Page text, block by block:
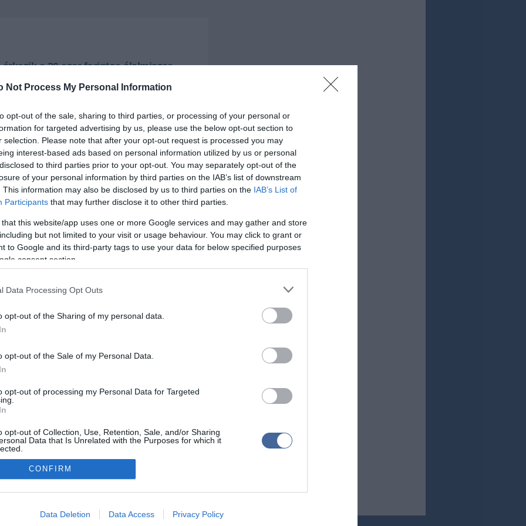
Not Process My Personal Information
opt-out of the sale, sharing to third parties, or processing of your personal or
for targeted advertising by us, please use the below opt-out section to
selection. Please note that after your opt-out request is processed you may
interest-based ads based on personal information utilized by us or personal
to third parties prior to your opt-out. You may separately opt-out of the
of your personal information by third parties on the IAB’s list of downstream
This information may also be disclosed by us to third parties on the IAB’s List of
Participants that may further disclose it to other third parties.
that this website/app uses one or more Google services and may gather and store
but not limited to your visit or usage behaviour. You may click to grant or
to Google and its third-party tags to use your data for below specified purposes
consent section.
Data Processing Opt Outs
opt-out of the Sharing of my personal data.
opt-out of the Sale of my Personal Data.
opt-out of processing my Personal Data for Targeted
opt-out of Collection, Use, Retention, Sale, and/or Sharing
Data that Is Unrelated with the Purposes for which it
allow Google to enable storage related to advertising like cookies on
CONFIRM
Data Deletion Data Access Privacy Policy
a 30 ezer forintos élelmiszer-
+-
a 30 ezer forintos élelmiszer-utalvány
Nyitrai Zsolt, a miniszterelnök főtanácsadója a
vasárnap közzétett videóban.
indokoltalan áremelése miatt
helyzetben Magyarország kormánya a
és élelmiszerutalvánnyal segíti.
a nyugdíjasok és más nyugdíjszerű
például a fogyatékossággal élők is megkapják
tette hozzá.
1-je és október 15-e között kézbesítik az
Be lehet váltani hazai kereskedelmi láncok
pékségekben, hentesnél, zöldségesnél,
Ugyanakkor az utalványból nem lehet
- ismertette.
névre szólóak, bárki felhasználhatja azokat. Az
készpénzre váltani, és pénz sem jár vissza belőle
Nyitrai Zsolt.